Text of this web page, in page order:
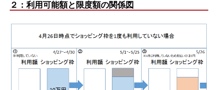
２：利用可能額と限度額の関係図